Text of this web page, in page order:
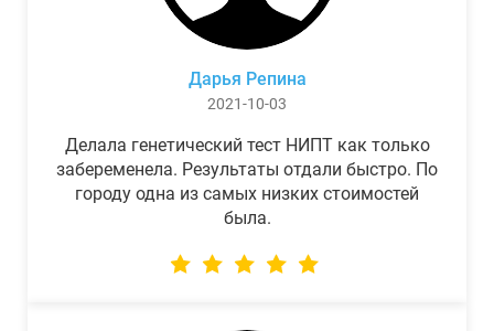
Дарья Репина
2021-10-03
Делала генетический тест НИПТ как только
забеременела. Результаты отдали быстро. По
городу одна из самых низких стоимостей
была.